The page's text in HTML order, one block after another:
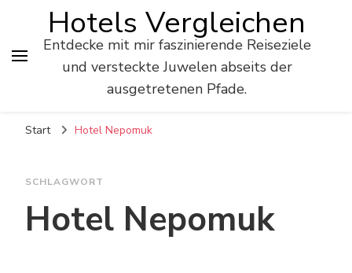
Hotels Vergleichen
Entdecke mit mir faszinierende Reiseziele
und versteckte Juwelen abseits der
ausgetretenen Pfade.
Start Hotel Nepomuk
SCHLAGWORT
Hotel Nepomuk